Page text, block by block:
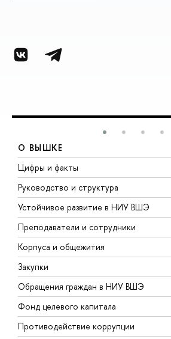
О ВЫШКЕ
Цифры и факты
Руководство и структура
Устойчивое развитие в НИУ ВШЭ
Преподаватели и сотрудники
Корпуса и общежития
Закупки
Обращения граждан в НИУ ВШЭ
Фонд целевого капитала
Противодействие коррупции